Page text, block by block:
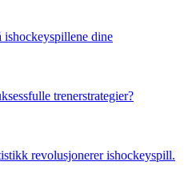
ishockeyspillene dine
trenerstrategier?
revolusjonerer ishockeyspill.